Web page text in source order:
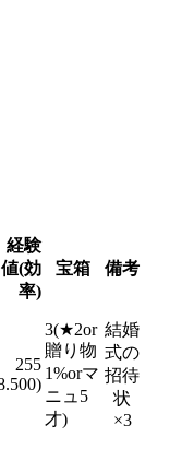
経験
値(効
率)
宝箱 備考
255
3(★2or
贈り物
1%orマ
ニュ5
才)
結婚
式の
招待
状
×3